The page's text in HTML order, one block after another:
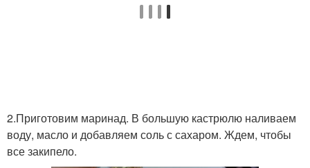
2.Приготовим маринад. В большую кастрюлю наливаем
воду, масло и добавляем соль с сахаром. Ждем, чтобы
все закипело.